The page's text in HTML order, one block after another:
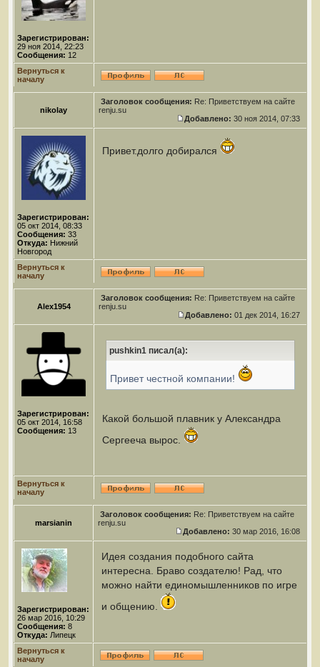
Зарегистрирован:
29 ноя 2014, 22:23
Сообщения: 12
Вернуться к
началу
nikolay
Заголовок сообщения: Re: Приветствуем на сайте
renju.su
Добавлено: 30 ноя 2014, 07:33
Зарегистрирован:
05 окт 2014, 08:33
Сообщения: 33
Откуда: Нижний
Новгород
Привет.долго добирался
Вернуться к
началу
Alex1954
Заголовок сообщения: Re: Приветствуем на сайте
renju.su
Добавлено: 01 дек 2014, 16:27
Зарегистрирован:
05 окт 2014, 16:58
Сообщения: 13
pushkin1 писал(а):
Привет честной компании!
Какой большой плавник у Александра
Сергееча вырос.
Вернуться к
началу
marsianin
Заголовок сообщения: Re: Приветствуем на сайте
renju.su
Добавлено: 30 мар 2016, 16:08
Зарегистрирован:
26 мар 2016, 10:29
Сообщения: 8
Откуда: Липецк
Идея создания подобного сайта
интересна. Браво создателю! Рад, что
можно найти единомышленников по игре
и общению.
Вернуться к
началу